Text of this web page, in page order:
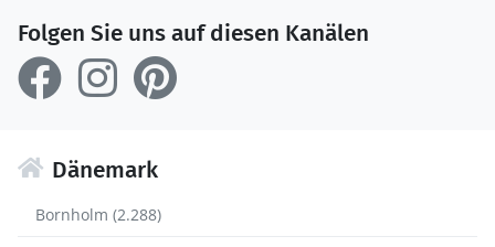
Folgen Sie uns auf diesen Kanälen
Dänemark
Bornholm (2.288)